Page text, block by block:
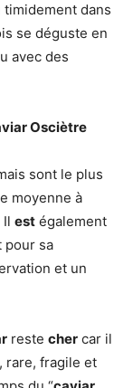
dans
se déguste en
avec des
Osciètre
sont le plus
moyenne à
Il est également
pour sa
et un
reste cher car il
rare, fragile et